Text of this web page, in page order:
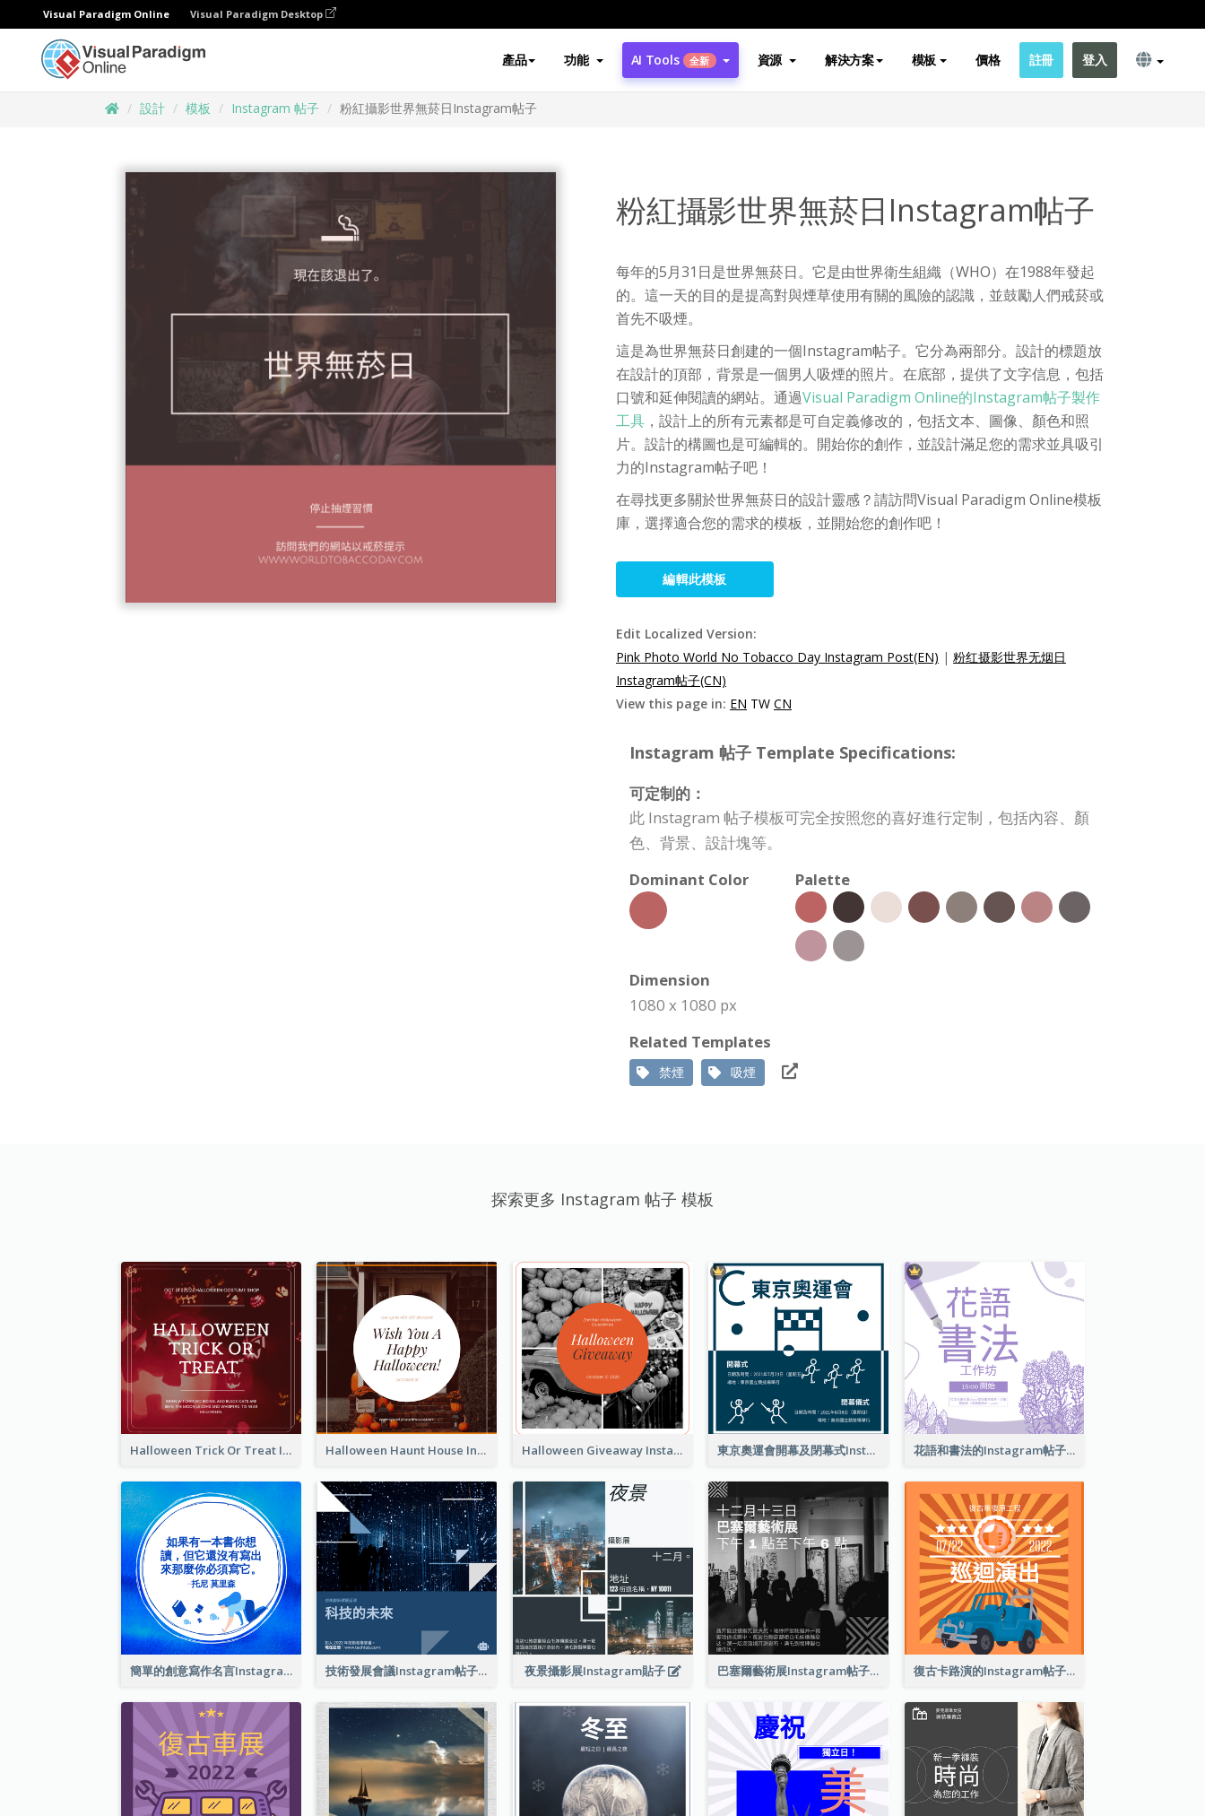
Visual Paradigm Online Visual Paradigm Desktop
產品 功能 AI Tools 全新 資源 解決方案 模板 價格 註冊 登入
設計 模板 Instagram 帖子 粉紅攝影世界無菸日Instagram帖子
粉紅攝影世界無菸日Instagram帖子
每年的5月31日是世界無菸日。它是由世界衛生組織（WHO）在1988年發起
的。這一天的目的是提高對與煙草使用有關的風險的認識，並鼓勵人們戒菸或
首先不吸煙。
這是為世界無菸日創建的一個Instagram帖子。它分為兩部分。設計的標題放
在設計的頂部，背景是一個男人吸煙的照片。在底部，提供了文字信息，包括
口號和延伸閱讀的網站。通過Visual Paradigm Online的Instagram帖子製作
工具 ，設計上的所有元素都是可自定義修改的，包括文本、圖像、顏色和照
片。設計的構圖也是可編輯的。開始你的創作，並設計滿足您的需求並具吸引
力的Instagram帖子吧！
在尋找更多關於世界無菸日的設計靈感？請訪問Visual Paradigm Online模板
庫，選擇適合您的需求的模板，並開始您的創作吧！
編輯此模板
Edit Localized Version:
Pink Photo World No Tobacco Day Instagram Post(EN) | 粉红摄影世界无烟日
Instagram帖子(CN)
View this page in: EN TW CN
Instagram 帖子 Template Specifications:
可定制的：
此 Instagram 帖子模板可完全按照您的喜好進行定制，包括內容、顏
色、背景、設計塊等。
Dominant Color
Palette
Dimension
1080 x 1080 px
Related Templates
禁煙 吸煙
探索更多 Instagram 帖子 模板
Halloween Trick Or Treat Instagram Post Halloween Haunt House Instagram Post Halloween Giveaway Instagram Post 東京奧運會開幕及閉幕式Instagram帖子 花語和書法的Instagram帖子
簡單的創意寫作名言Instagram帖子 技術發展會議Instagram帖子 夜景攝影展Instagram貼子 巴塞爾藝術展Instagram帖子 復古卡路演的Instagram帖子